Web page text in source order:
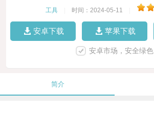
工具 时间：2024-05-11
安卓下载 苹果下载
安卓市场，安全绿色
简介